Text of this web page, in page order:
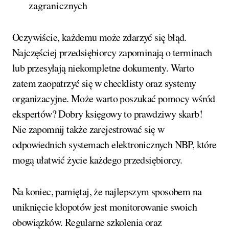
zagranicznych
Oczywiście, każdemu może zdarzyć się błąd.
Najczęściej przedsiębiorcy zapominają o terminach
lub przesyłają niekompletne dokumenty. Warto
zatem zaopatrzyć się w checklisty oraz systemy
organizacyjne. Może warto poszukać pomocy wśród
ekspertów? Dobry księgowy to prawdziwy skarb!
Nie zapomnij także zarejestrować się w
odpowiednich systemach elektronicznych NBP, które
mogą ułatwić życie każdego przedsiębiorcy.
Na koniec, pamiętaj, że najlepszym sposobem na
uniknięcie kłopotów jest monitorowanie swoich
obowiązków. Regularne szkolenia oraz